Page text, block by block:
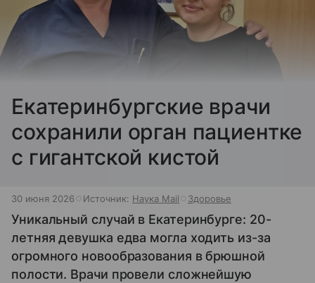
Екатеринбургские врачи
сохранили орган пациентке
с гигантской кистой
30 июня 2026 Источник: Наука Mail Здоровье
Уникальный случай в Екатеринбурге: 20-
летняя девушка едва могла ходить из-за
огромного новообразования в брюшной
полости. Врачи провели сложнейшую